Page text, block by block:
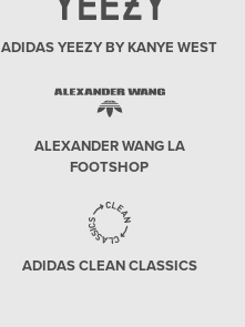
ADIDAS YEEZY BY KANYE WEST
ALEXANDER WANG LA
FOOTSHOP
ADIDAS CLEAN CLASSICS